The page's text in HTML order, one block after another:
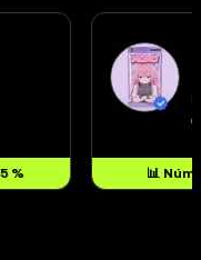
% 📊